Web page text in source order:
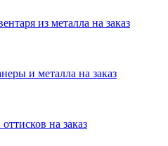
из металла на заказ
и металла на заказ
на заказ